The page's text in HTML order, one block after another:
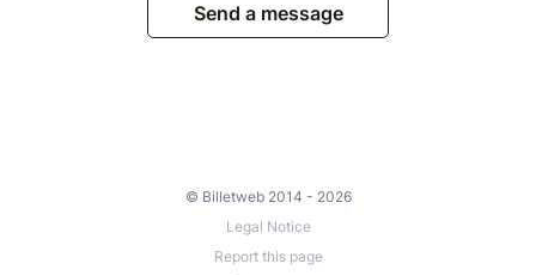
Send a message
© Billetweb 2014 - 2026
Legal Notice
Report this page